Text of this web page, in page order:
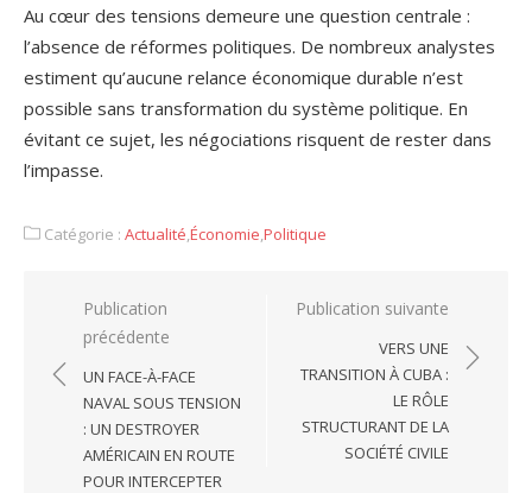
Au cœur des tensions demeure une question centrale :
l’absence de réformes politiques. De nombreux analystes
estiment qu’aucune relance économique durable n’est
possible sans transformation du système politique. En
évitant ce sujet, les négociations risquent de rester dans
l’impasse.
Catégorie : Actualité,Économie,Politique
Navigation
l’article
Publication
précédente
UN FACE-À-FACE
NAVAL SOUS TENSION
: UN DESTROYER
AMÉRICAIN EN ROUTE
POUR INTERCEPTER
Publication suivante
VERS UNE
TRANSITION À CUBA :
LE RÔLE
STRUCTURANT DE LA
SOCIÉTÉ CIVILE